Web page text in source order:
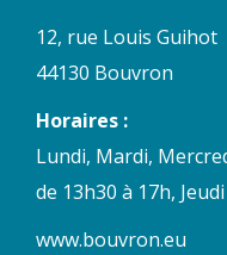
12, rue Louis Guihot
44130 Bouvron
Horaires :
Lundi, Mardi,
de 13h30 à 17h,
www.bouvron.eu